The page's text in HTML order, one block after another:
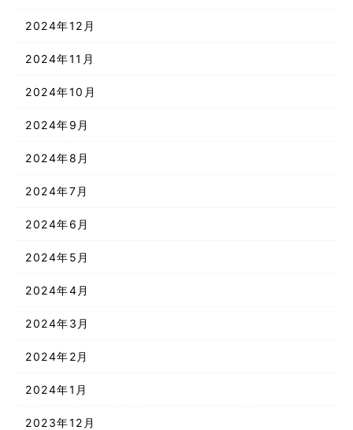
2024年12月
2024年11月
2024年10月
2024年9月
2024年8月
2024年7月
2024年6月
2024年5月
2024年4月
2024年3月
2024年2月
2024年1月
2023年12月